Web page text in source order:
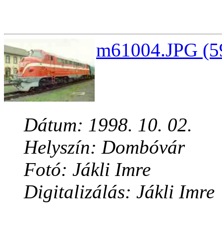
m61004.JPG
Dátum: 1998. 10. 02.
Helyszín: Dombóvár
Fotó: Jákli Imre
Digitalizálás: Jákli Imre